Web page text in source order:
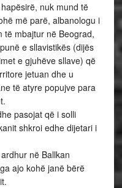
nuk mund të
më parë, albanologu i
të mbajtur në Beograd,
e sllavistikës (dijës
e gjuhëve sllave) që
jetuan dhe u
të atyre popujve para
pasojat që i solli
shkroi edhe dijetari i
në Ballkan
ajo kohë janë bërë